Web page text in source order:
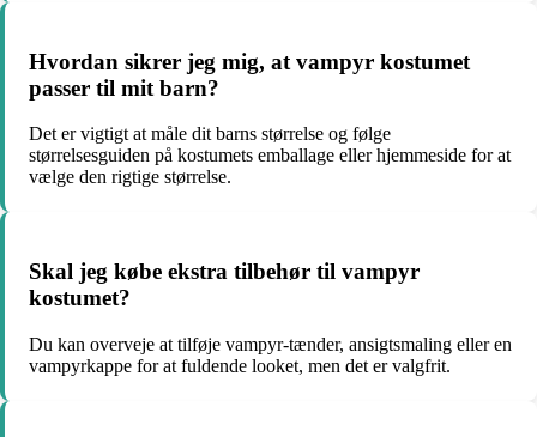
Hvordan sikrer jeg mig, at vampyr kostumet
passer til mit barn?
Det er vigtigt at måle dit barns størrelse og følge
størrelsesguiden på kostumets emballage eller hjemmeside for at
vælge den rigtige størrelse.
Skal jeg købe ekstra tilbehør til vampyr
kostumet?
Du kan overveje at tilføje vampyr-tænder, ansigtsmaling eller en
vampyrkappe for at fuldende looket, men det er valgfrit.